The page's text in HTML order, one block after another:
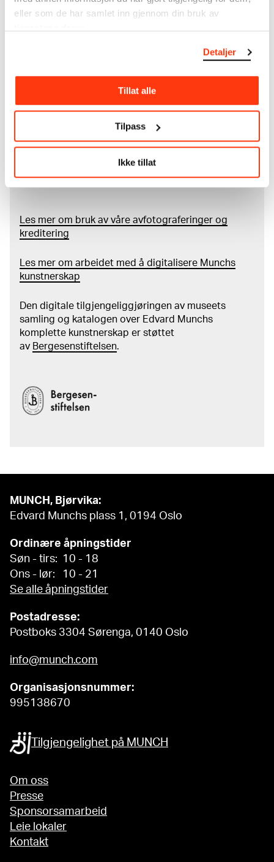
eller som de har samlet inn gjennom din bruk av
Detaljer
Tillat alle
Tilpass
Ikke tillat
kunstnerskap. Verkskatalogen utbedres jevnlig i
museumsobjekter, inkludert nærmere 27 000 unike
kunstverk. I tillegg til den ekstraordinære samlingen
somEdvard Munchtestamenterte til Oslo
til Rolf Stenersen, Amaldus Nielsen og Ludvig O.
Ravensberg.
Merom MUNCHssamling
Les mer om bruk av våre avfotograferinger og
kreditering
Les mer om arbeidet med å digitalisere Munchs
kunstnerskap
Den digitale tilgjengeliggjøringen av museets
samling og katalogen over Edvard Munchs
komplette kunstnerskap er støttet
av Bergesenstiftelsen.
MUNCH, Bjørvika:
Edvard Munchs plass 1, 0194 Oslo
Ordinære åpningstider
Søn - tirs: 10 - 18
Ons - lør: 10 - 21
Se alle åpningstider
Postadresse:
Postboks 3304 Sørenga, 0140 Oslo
info@munch.com
Organisasjonsnummer:
995138670
Tilgjengelighet på MUNCH
Om oss
Presse
Sponsorsamarbeid
Leie lokaler
Kontakt